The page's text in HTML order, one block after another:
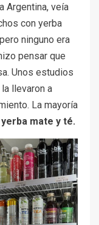
Argentina, veía
con yerba
ninguno era
pensar que
Unos estudios
llevaron a
La mayoría
yerba mate y té.